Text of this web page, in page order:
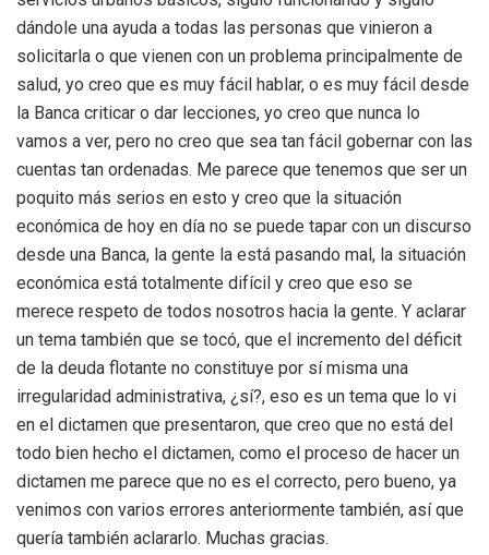
dándole una ayuda a todas las personas que vinieron a
solicitarla o que vienen con un problema principalmente de
salud, yo creo que es muy fácil hablar, o es muy fácil desde
la Banca criticar o dar lecciones, yo creo que nunca lo
vamos a ver, pero no creo que sea tan fácil gobernar con las
cuentas tan ordenadas. Me parece que tenemos que ser un
poquito más serios en esto y creo que la situación
económica de hoy en día no se puede tapar con un discurso
desde una Banca, la gente la está pasando mal, la situación
económica está totalmente difícil y creo que eso se
merece respeto de todos nosotros hacia la gente. Y aclarar
un tema también que se tocó, que el incremento del déficit
de la deuda flotante no constituye por sí misma una
irregularidad administrativa, ¿sí?, eso es un tema que lo vi
en el dictamen que presentaron, que creo que no está del
todo bien hecho el dictamen, como el proceso de hacer un
dictamen me parece que no es el correcto, pero bueno, ya
venimos con varios errores anteriormente también, así que
quería también aclararlo. Muchas gracias.